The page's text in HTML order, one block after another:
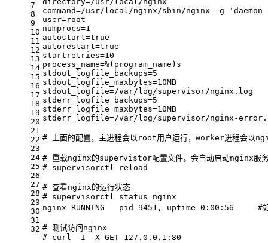
7
8
9
10
11
12
13
14
15
16
17
18
19
20
21
22
23
24
25
26
27
28
29
30
31
32
command=/usr/ local/nginx/sbin/nginx -g
user=root
numprocs=1
autostart=true
autorestart=true
startretries=10
process_name=%(program_name)s
stdout_logfile_backups=5
stdout_logfile_maxbytes=10MB
stdout_logfile=/var/ log/supervisor/nginx. log
stderr_logfile_backups=5
stderr_logfile_maxbytes=10MB
stderr_logfile=/var/ log/supervisor/nginx-error.
# 上面的配置，主进程会以root用户运行，worker进程会以
# 重载nginx的supervistor配置文件，会自动启动nginx服
# supervisorctl reload
# 查看nginx的运行状态
# supervisorctl status nginx
nginx RUNNING   pid 9451, uptime 0:00:56 #
# 测试访问nginx
# curl -I -X GET 127.0.0.1:80